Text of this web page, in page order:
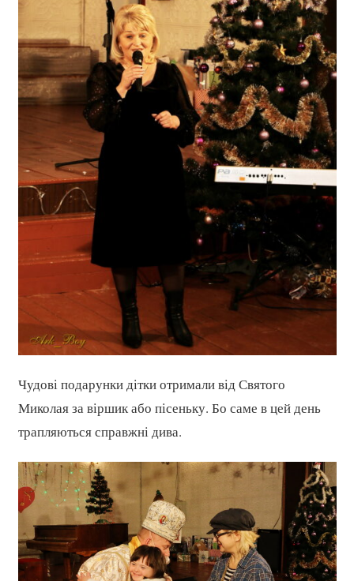
Чудові подарунки дітки отримали від Святого
Миколая за віршик або пісеньку. Бо саме в цей день
трапляються справжні дива.